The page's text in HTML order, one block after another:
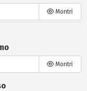
Montri
Montri